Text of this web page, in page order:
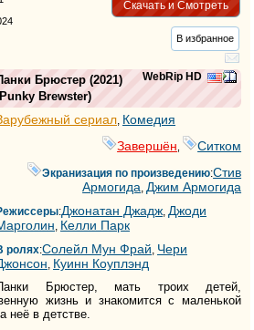
Скачать и Смотреть
В избранное
WebRip HD
Брюстер (2021)
Punky Brewster)
сериал, Комедия
Завершён
Ситком
Экранизация по произведению:Стив
Армогида,Джим Армогида
:Джонатан Джадж, Джоди
, Келли Парк
ролях:Солейл Мун Фрай, Чери
, Куинн Коуплэнд
Брюстер, мать троих детей,
жизнь и знакомится с маленькой
неё в детстве.